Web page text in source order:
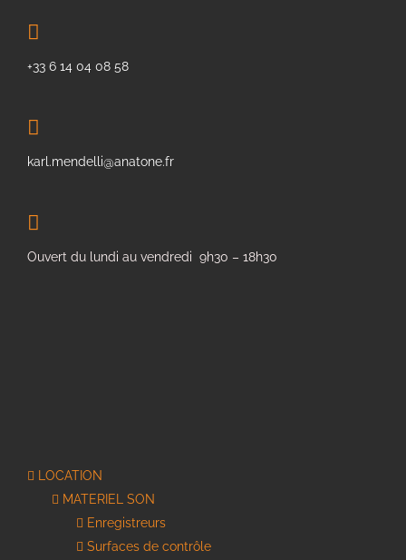
+33 6 14 04 08 58
karl.mendelli@anatone.fr
Ouvert du lundi au vendredi 9h30 – 18h30
LOCATION
MATERIEL SON
Enregistreurs
Surfaces de contrôle